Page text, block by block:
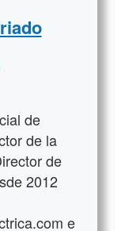
de
de la
de
2012
e